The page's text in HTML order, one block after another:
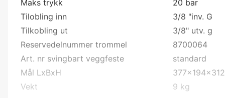
Maks trykk
20 bar
Tilobling inn
3/8 "inv. G
Tilkobling ut
3/8" utv. g
Reservedelnummer trommel
8700064
Art. nr svingbart veggfeste
standard
Mål LxBxH
Vekt
9 kg